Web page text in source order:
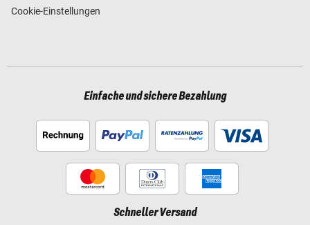
Cookie-Einstellungen
Einfache und sichere Bezahlung
Schneller Versand